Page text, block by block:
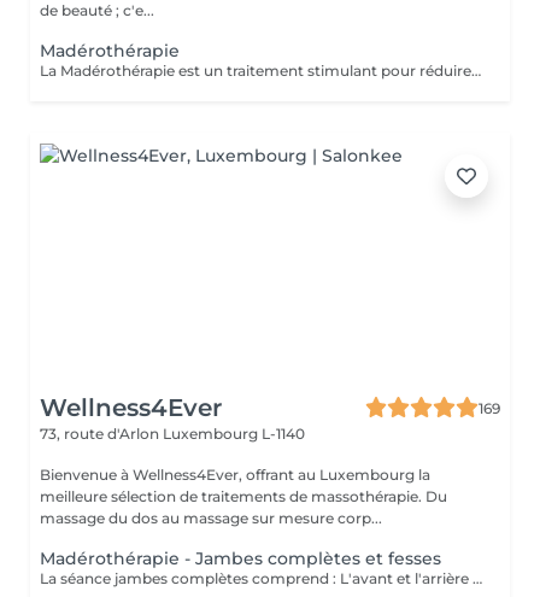
de beauté ; c'e...
Madérothérapie
La Madérothérapie est un traitement stimulant pour réduire la cellulite, tonifier la peau et remodeler le corps. Ce massage intense utilise des instruments en bois de tailles et formes variées, adaptés aux zones du corps et aux applications spécifiques. En fonction de vos besoins, différentes techniques de frictions sont appliquées, associées à des huiles essentielles, sérums ou crèmes. Bienfaits : Tonifie et raffermit la peau Améliore la circulation sanguine et lymphatique Diminue les jambes lourdes Stimule la production de collagène, élastine et vitamine E Régule les centres d'énergie Favorise la relaxation et la respiration Réduit la cellulite et réactive le système nerveux.
Wellness4Ever
169
73, route d'Arlon Luxembourg L-1140
Bienvenue à Wellness4Ever, offrant au Luxembourg la
meilleure sélection de traitements de massothérapie. Du
massage du dos au massage sur mesure corp...
Madérothérapie - Jambes complètes et fesses
La séance jambes complètes comprend : L'avant et l'arrière des jambes ainsi que les fesses. Réalisé à l'aide d'ustensiles en bois de différentes tailles et formes spécialement conçus pour s'adapter aux lignes du corps. - Anti cellulite - Une alternative à la chirurgie - Accélère le métabolisme - Active le système lymphatique - Raffermit et tonifie la peau - Redessine le corps et les volumes